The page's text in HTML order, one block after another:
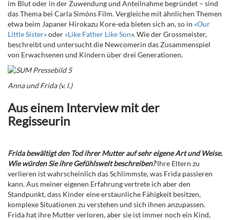
im Blut oder in der Zuwendung und Anteilnahme begründet – sind
das Thema bei Carla Simóns Film. Vergleiche mit ähnlichen Themen
etwa beim Japaner Hirokazu Kore-eda bieten sich an, so in «Our
Little Sister»oder «Like Father Like Son». Wie der Grossmeister,
beschreibt und untersucht die Newcomerin das Zusammenspiel
von Erwachsenen und Kindern über drei Generationen.
Anna und Frida (v. l.)
Aus einem Interview mit der
Regisseurin
Frida bewältigt den Tod ihrer Mutter auf sehr eigene Art und Weise.
Wie würden Sie ihre Gefühlswelt beschreiben?Ihre Eltern zu
verlieren ist wahrscheinlich das Schlimmste, was Frida passieren
kann. Aus meiner eigenen Erfahrung vertrete ich aber den
Standpunkt, dass Kinder eine erstaunliche Fähigkeit besitzen,
komplexe Situationen zu verstehen und sich ihnen anzupassen.
Frida hat ihre Mutter verloren, aber sie ist immer noch ein Kind,